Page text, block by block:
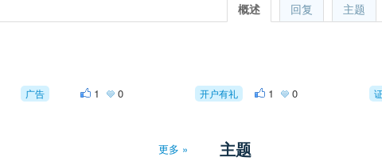
主题
回复
概述
广告 1 0 开户有礼 1 0
更多 » 主题